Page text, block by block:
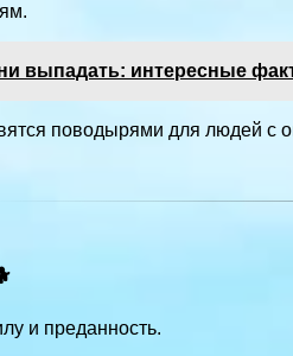
выпадать: интересные
поводырями для людей с
и преданность.